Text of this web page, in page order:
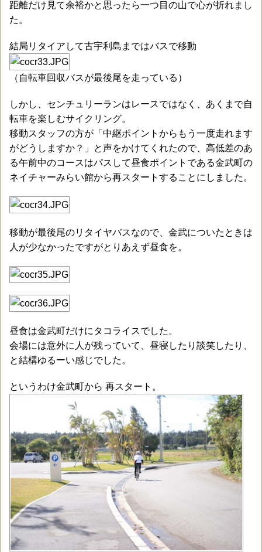
距離だけ見て余裕かと思ったら一つ目の山で心が折れまし
た。
結局リタイアして古宇利島まではバスで移動
（自転車回収バスが最後尾を走っている）
しかし、センチュリーランはレースではなく、あくまで自
転車を楽しむサイクリング。
移動スタッフの方が「中継ポイントからもう一度走れます
がどうしますか？」と声をかけてくれたので、高低差のあ
る午前中のコースはパスして昼食ポイントである金武町の
ネイチャーみらい館から再スタートすることにしました。
移動が最後尾のリタイヤバスなので、金武についたときは
人が少なかったですがとりあえず昼食を。
昼食は金武町だけにタコライスでした。
会場には意外に人が残っていて、昼寝したり談笑したり、
と結構ゆるーい感じでした。
というわけ金武町から 再スタート。